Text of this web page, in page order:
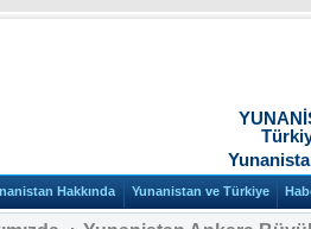
Hakkında Yunanistan ve Türkiye